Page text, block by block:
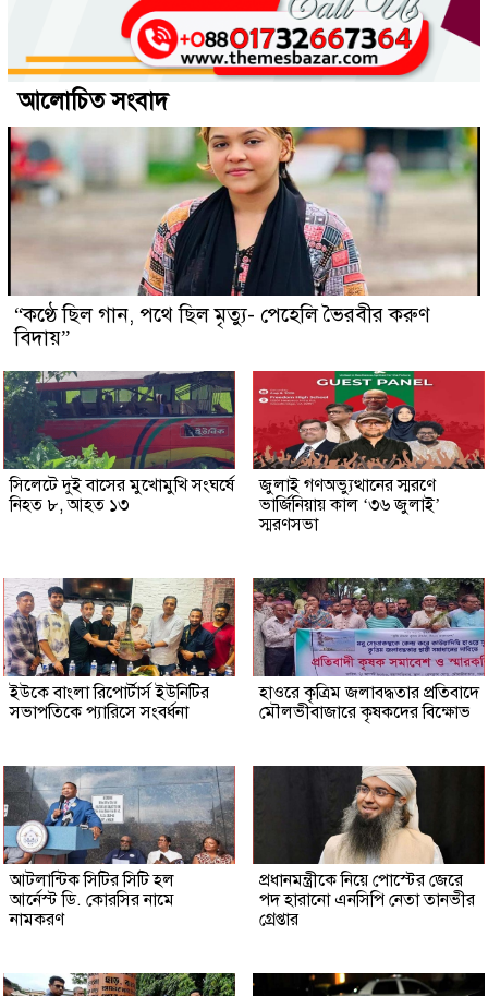
আলোচিত সংবাদ
“কণ্ঠে ছিল গান, পথে ছিল মৃত্যু- পেহেলি ভৈরবীর করুণ
বিদায়”
সিলেটে দুই বাসের মুখোমুখি সংঘর্ষে
নিহত ৮, আহত ১৩
জুলাই গণঅভ্যুত্থানের স্মরণে
ভার্জিনিয়ায় কাল ‘৩৬ জুলাই’
স্মরণসভা
ইউকে বাংলা রিপোর্টার্স ইউনিটির
সভাপতিকে প্যারিসে সংবর্ধনা
হাওরে কৃত্রিম জলাবদ্ধতার প্রতিবাদে
মৌলভীবাজারে কৃষকদের বিক্ষোভ
আটলান্টিক সিটির সিটি হল
আর্নেস্ট ডি. কোরসির নামে
নামকরণ
প্রধানমন্ত্রীকে নিয়ে পোস্টের জেরে
পদ হারানো এনসিপি নেতা তানভীর
গ্রেপ্তার